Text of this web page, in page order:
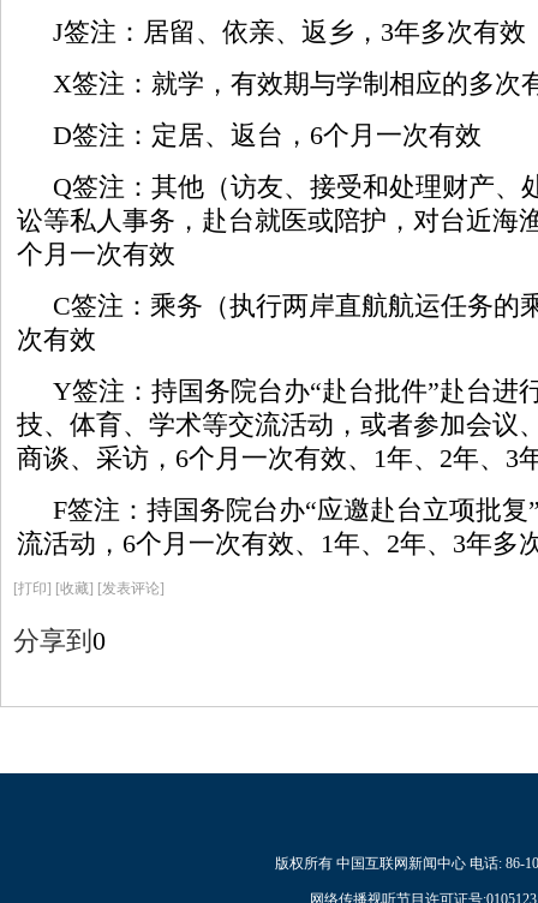
J签注：居留、依亲、返乡，3年多次有效
X签注：就学，有效期与学制相应的多次
D签注：定居、返台，6个月一次有效
Q签注：其他（访友、接受和处理财产、
讼等私人事务，赴台就医或陪护，对台近海
个月一次有效
C签注：乘务（执行两岸直航航运任务的
次有效
Y签注：持国务院台办“赴台批件”赴台进
技、体育、学术等交流活动，或者参加会议
商谈、采访，6个月一次有效、1年、2年、3
F签注：持国务院台办“应邀赴台立项批
流活动，6个月一次有效、1年、2年、3年多
[打印] [收藏] [发表评论]
分享到 0